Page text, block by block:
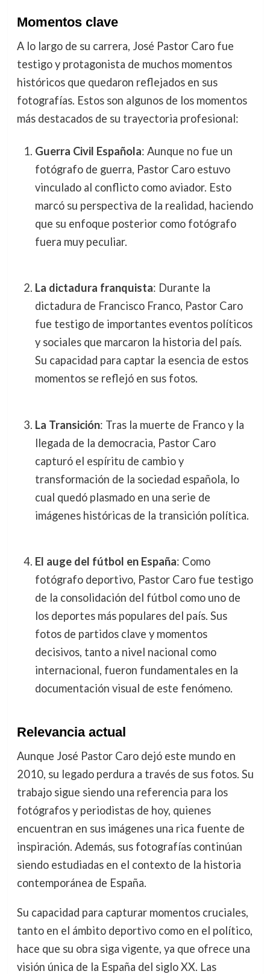
Momentos clave
A lo largo de su carrera, José Pastor Caro fue
testigo y protagonista de muchos momentos
históricos que quedaron reflejados en sus
fotografías. Estos son algunos de los momentos
más destacados de su trayectoria profesional:
Guerra Civil Española: Aunque no fue un
fotógrafo de guerra, Pastor Caro estuvo
vinculado al conflicto como aviador. Esto
marcó su perspectiva de la realidad, haciendo
que su enfoque posterior como fotógrafo
fuera muy peculiar.
La dictadura franquista: Durante la
dictadura de Francisco Franco, Pastor Caro
fue testigo de importantes eventos políticos
y sociales que marcaron la historia del país.
Su capacidad para captar la esencia de estos
momentos se reflejó en sus fotos.
La Transición: Tras la muerte de Franco y la
llegada de la democracia, Pastor Caro
capturó el espíritu de cambio y
transformación de la sociedad española, lo
cual quedó plasmado en una serie de
imágenes históricas de la transición política.
El auge del fútbol en España: Como
fotógrafo deportivo, Pastor Caro fue testigo
de la consolidación del fútbol como uno de
los deportes más populares del país. Sus
fotos de partidos clave y momentos
decisivos, tanto a nivel nacional como
internacional, fueron fundamentales en la
documentación visual de este fenómeno.
Relevancia actual
Aunque José Pastor Caro dejó este mundo en
2010, su legado perdura a través de sus fotos. Su
trabajo sigue siendo una referencia para los
fotógrafos y periodistas de hoy, quienes
encuentran en sus imágenes una rica fuente de
inspiración. Además, sus fotografías continúan
siendo estudiadas en el contexto de la historia
contemporánea de España.
Su capacidad para capturar momentos cruciales,
tanto en el ámbito deportivo como en el político,
hace que su obra siga vigente, ya que ofrece una
visión única de la España del siglo XX. Las